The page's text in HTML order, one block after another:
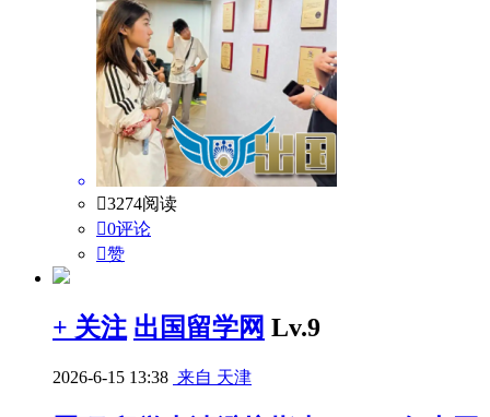
3274阅读
0评论
赞
+ 关注 出国留学网 Lv.9
2026-6-15 13:38 来自 天津